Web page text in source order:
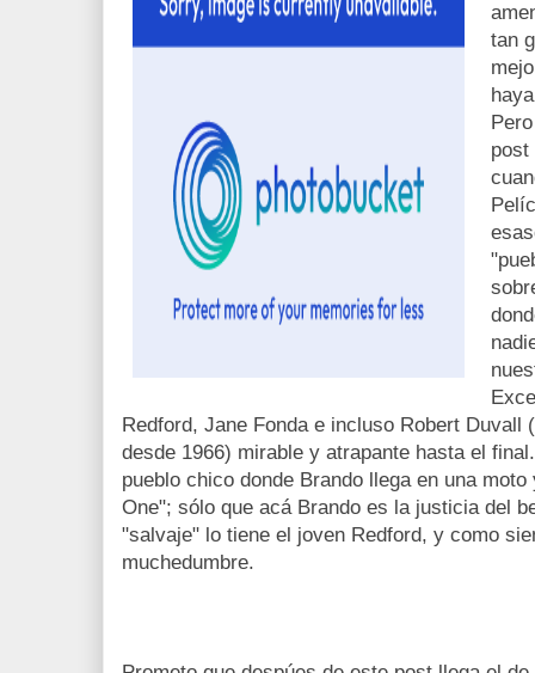
tan
post
Redford, Jane Fonda e incluso Robert Duvall
desde 1966) mirable y atrapante hasta el
pueblo chico donde Brando llega en una
One"; sólo que acá Brando es la justicia del
"salvaje" lo tiene el joven Redford, y como
muchedumbre.